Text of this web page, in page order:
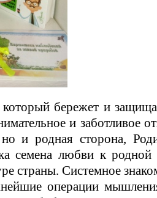
бережет и
и заботливое
но и родная сторона,
семена любви к
страны. Системное
операции